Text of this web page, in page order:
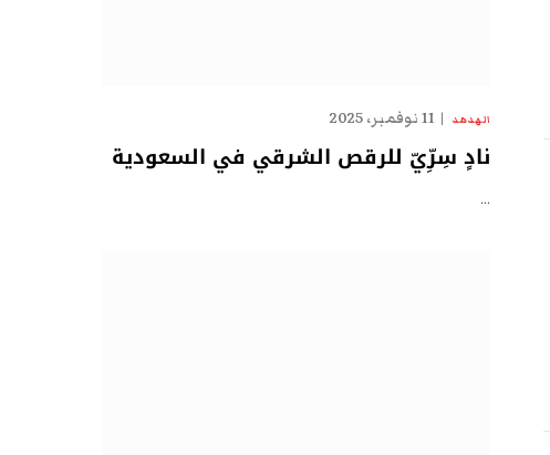
الهدهد 11 نوفمبر، 2025
نادٍ سِرِّيّ للرقص الشرقي في السعودية
…